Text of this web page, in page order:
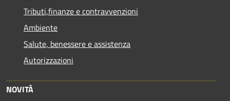
Tributi,finanze e contravvenzioni
Ambiente
Salute, benessere e assistenza
Autorizzazioni
NOVITÀ